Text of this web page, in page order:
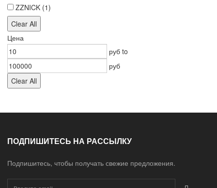
ZZNICK (1)
Clear All
Цена
руб to
руб
Clear All
ПОДПИШИТЕСЬ НА РАССЫЛКУ
Подпишитесь, чтобы получать свежие предложения.